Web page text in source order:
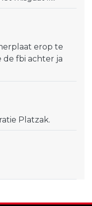
erop te
de fbi achter ja
Platzak.